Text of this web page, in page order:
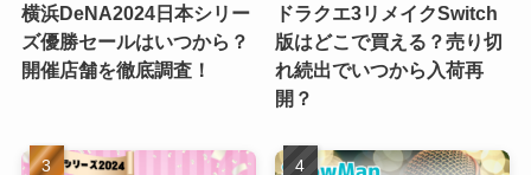
横浜DeNA2024日本シリー
ズ優勝セールはいつから？
開催店舗を徹底調査！
ドラクエ3リメイクSwitch
版はどこで買える？売り切
れ続出でいつから入荷再
開？